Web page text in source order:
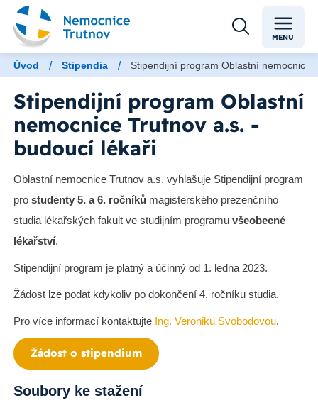
MENU
Úvod / Stipendia / Stipendijní program Oblastní nemocnice
Stipendijní program Oblastní
nemocnice Trutnov a.s. -
budoucí lékaři
Oblastní nemocnice Trutnov a.s. vyhlašuje Stipendijní program
pro studenty 5. a 6. ročníků magisterského prezenčního
studia lékařských fakult ve studijním programu všeobecné
lékařství.
Stipendijní program je platný a účinný od 1. ledna 2023.
Žádost lze podat kdykoliv po dokončení 4. ročníku studia.
Pro více informací kontaktujte Ing. Veroniku Svobodovou.
Žádost o stipendium
Soubory ke stažení